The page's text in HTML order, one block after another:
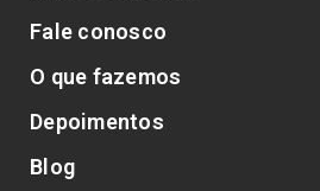
Fale conosco
O que fazemos
Depoimentos
Blog